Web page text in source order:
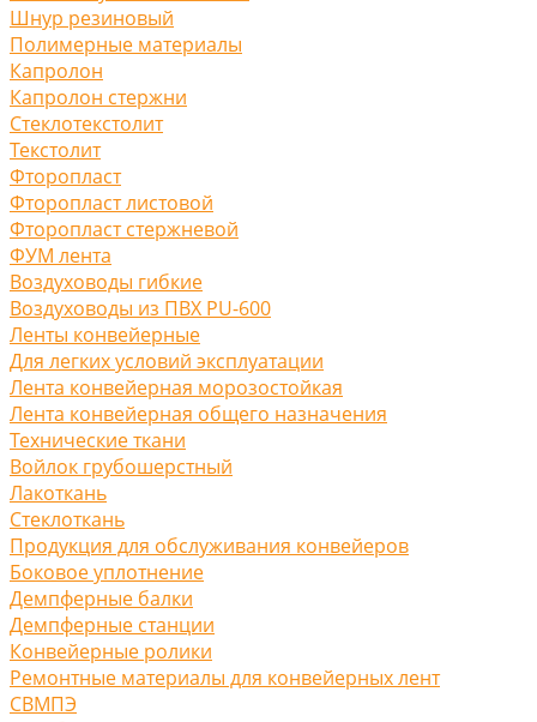
Шнур резиновый
Полимерные материалы
Капролон
Капролон стержни
Стеклотекстолит
Текстолит
Фторопласт
Фторопласт листовой
Фторопласт стержневой
ФУМ лента
Воздуховоды гибкие
Воздуховоды из ПВХ PU-600
Ленты конвейерные
Для легких условий эксплуатации
Лента конвейерная морозостойкая
Лента конвейерная общего назначения
Технические ткани
Войлок грубошерстный
Лакоткань
Стеклоткань
Продукция для обслуживания конвейеров
Боковое уплотнение
Демпферные балки
Демпферные станции
Конвейерные ролики
Ремонтные материалы для конвейерных лент
СВМПЭ